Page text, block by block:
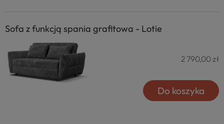
Sofa z funkcją spania grafitowa - Lotie
2 790,00 zł
Do koszyka